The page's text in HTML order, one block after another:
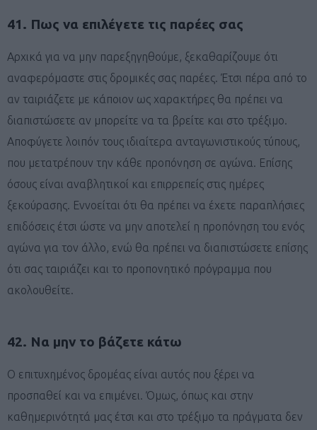
41. Πως να επιλέγετε τις παρέες σας
Αρχικά για να μην παρεξηγηθούμε, ξεκαθαρίζουμε ότι
αναφερόμαστε στις δρομικές σας παρέες. Έτσι πέρα από το
αν ταιριάζετε με κάποιον ως χαρακτήρες θα πρέπει να
διαπιστώσετε αν μπορείτε να τα βρείτε και στο τρέξιμο.
Αποφύγετε λοιπόν τους ιδιαίτερα ανταγωνιστικούς τύπους,
που μετατρέπουν την κάθε προπόνηση σε αγώνα. Επίσης
όσους είναι αναβλητικοί και επιρρεπείς στις ημέρες
ξεκούρασης. Εννοείται ότι θα πρέπει να έχετε παραπλήσιες
επιδόσεις έτσι ώστε να μην αποτελεί η προπόνηση του ενός
αγώνα για τον άλλο, ενώ θα πρέπει να διαπιστώσετε επίσης
ότι σας ταιριάζει και το προπονητικό πρόγραμμα που
ακολουθείτε.
42. Να μην το βάζετε κάτω
Ο επιτυχημένος δρομέας είναι αυτός που ξέρει να
προσπαθεί και να επιμένει. Όμως, όπως και στην
καθημερινότητά μας έτσι και στο τρέξιμο τα πράγματα δεν